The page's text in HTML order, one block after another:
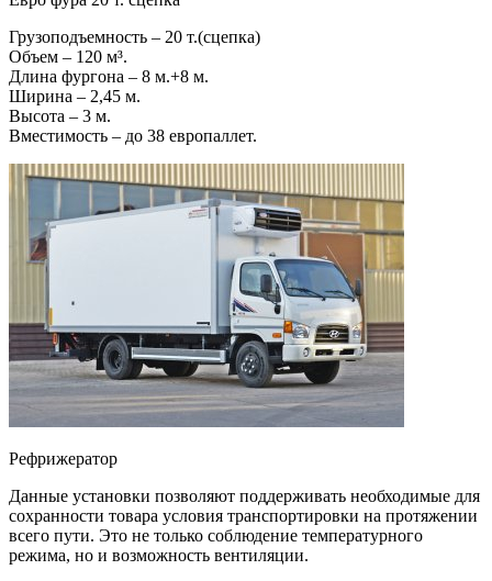
Грузоподъемность – 20 т.(сцепка)
Объем – 120 м³.
Длина фургона – 8 м.+8 м.
Ширина – 2,45 м.
Высота – 3 м.
Вместимость – до 38 европаллет.
Рефрижератор
Данные установки позволяют поддерживать необходимые для
сохранности товара условия транспортировки на протяжении
всего пути. Это не только соблюдение температурного
режима, но и возможность вентиляции.